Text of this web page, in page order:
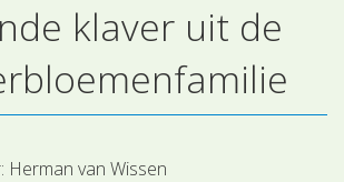
klaver uit de
Herman van Wissen